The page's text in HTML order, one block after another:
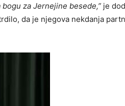
za Jernejine besede,” je
da je njegova nekdanja